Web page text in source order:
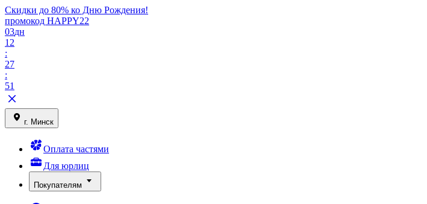
Скидки до 80% ко Дню Рождения!
промокод HAPPY22
03дн
12
:
27
:
51
г. Минск
Оплата частями
Для юрлиц
Покупателям